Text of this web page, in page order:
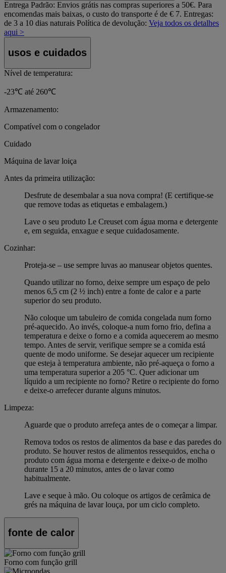
Entrega Padrão: Envios grátis nas compras superiores a 50€. Para
encomendas mais baixas, o custo do transporte é de € 7. Entregas:
de 3 a 10 dias naturais Política de devolução: Veja todos os detalhes
aqui >
usos e cuidados
Nível de temperatura:
-23℃ até 260℃
Armazenamento:
Compatível com o congelador
Cuidado
Máquina de lavar loiça
Antes da primeira utilização:
Desfrute de desembalar a sua nova compra! (E certifique-se
que remove todas as etiquetas e embalagem.)
Lave o seu produto Le Creuset com água morna e detergente
e, em seguida, enxague e seque cuidadosamente.
Cozinhar:
Proteja-se – use sempre luvas ao manusear objetos quentes.
Quando utilizar no forno, deixe sempre um espaço de pelo
menos 6,5 cm (2 ½ inch) entre a fonte de calor e a parte
superior do seu produto.
Não coloque um tabuleiro de comida congelada num forno
pré-aquecido. Ao invés, coloque-a num forno frio, defina a
temperatura e deixe o forno e a comida aquecerem ao mesmo
tempo. Antes de servir, verifique sempre se a comida está
quente de modo uniforme. Se desejar aquecer um recipiente
que esteja à temperatura ambiente, não pré-aqueça o forno a
uma temperatura superior a 205 °C. Quer adicionar um
líquido a um recipiente no forno? Retire o recipiente do forno
e deixe-o arrefecer durante alguns minutos.
Limpeza:
Aguarde que o produto arrefeça antes de o começar a limpar.
Remova todos os restos de alimentos da base e das paredes do
produto. Se houver restos de alimentos ressequidos, encha o
produto com água morna e detergente e deixe-o de molho
durante 15 a 20 minutos, antes de o lavar como
habitualmente.
Lave e seque à mão. Ou coloque os artigos de cerâmica de
grés na máquina de lavar louça, por um ciclo completo.
fonte de calor
Forno com função grill